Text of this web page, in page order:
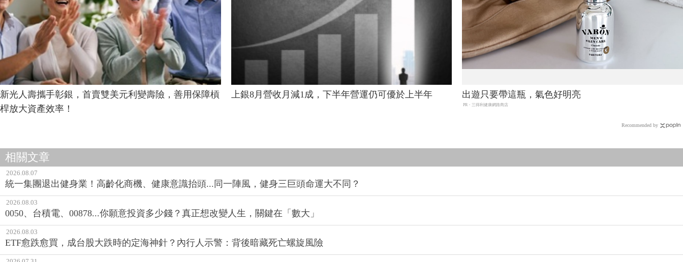
新光人壽攜手彰銀，首賣雙美元利變壽險，善用保障槓
桿放大資產效率！
上銀8月營收月減1成，下半年營運仍可優於上半年 出遊只要帶這瓶，氣色好明亮
PR・三得利健康網路商店
Recommended by
相關文章
2026.08.07
統一集團退出健身業！高齡化商機、健康意識抬頭...同一陣風，健身三巨頭命運大不同？
2026.08.03
0050、台積電、00878...你願意投資多少錢？真正想改變人生，關鍵在「數大」
2026.08.03
ETF愈跌愈買，成台股大跌時的定海神針？內行人示警：背後暗藏死亡螺旋風險